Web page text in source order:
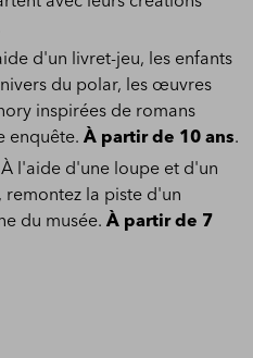
d'un livret-jeu, les enfants
du polar, les œuvres
inspirées de romans
enquête.À partir de 10 ans.
l'aide d'une loupe et d'un
remontez la piste d'un
du musée.À partir de 7